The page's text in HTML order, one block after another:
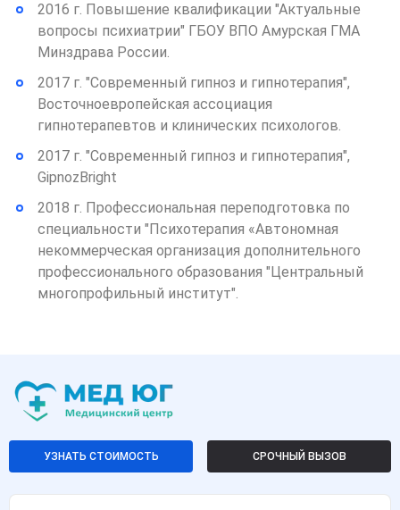
2016 г. Повышение квалификации "Актуальные
вопросы психиатрии" ГБОУ ВПО Амурская ГМА
Минздрава России.
2017 г. "Современный гипноз и гипнотерапия",
Восточноевропейская ассоциация
гипнотерапевтов и клинических психологов.
2017 г. "Современный гипноз и гипнотерапия",
GipnozBright
2018 г. Профессиональная переподготовка по
специальности "Психотерапия «Автономная
некоммерческая организация дополнительного
профессионального образования "Центральный
многопрофильный институт".
УЗНАТЬ СТОИМОСТЬ СРОЧНЫЙ ВЫЗОВ